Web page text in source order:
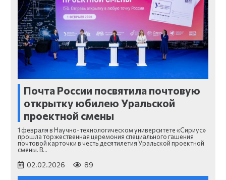
Почта России посвятила почтовую
открытку юбилею Уральской
проектной смены
1 февраля в Научно-технологическом университете «Сириус»
прошла торжественная церемония специального гашения
почтовой карточки в честь десятилетия Уральской проектной
смены. В…
02.02.2026 89